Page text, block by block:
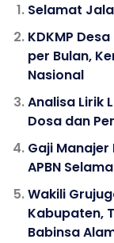
Selamat
KDKMP
per Bulan,
Nasional
Analisa Lirik
Dosa dan
Gaji
APBN
Wakili
Kabupaten,
Babinsa